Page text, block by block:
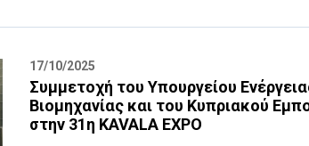
17/10/2025
Συμμετοχή του Υπουργείου
Βιομηχανίας και του Κυπριακού
στην 31η KAVALA EXPO